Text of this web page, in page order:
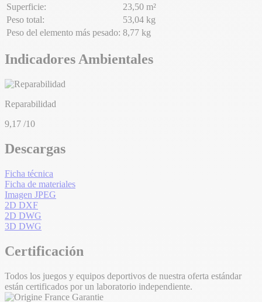
Superficie:
23,50 m²
Peso total:
53,04 kg
Peso del elemento más pesado: 8,77 kg
Indicadores Ambientales
Reparabilidad
9,17 /10
Descargas
Ficha técnica
Ficha de materiales
Imagen JPEG
2D DXF
2D DWG
3D DWG
Certificación
Todos los juegos y equipos deportivos de nuestra oferta estándar
están certificados por un laboratorio independiente.